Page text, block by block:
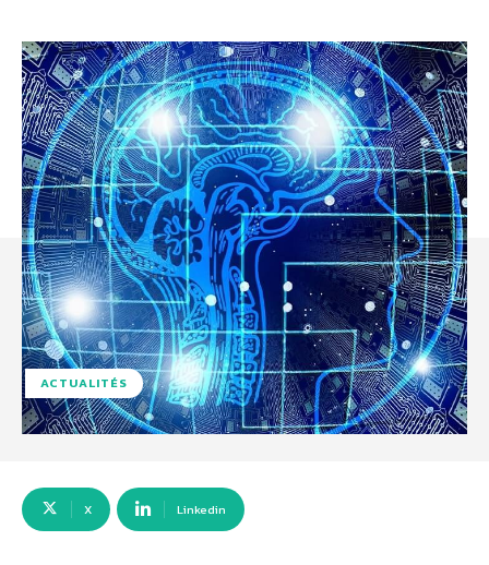
ACTUALITÉS
X Linkedin